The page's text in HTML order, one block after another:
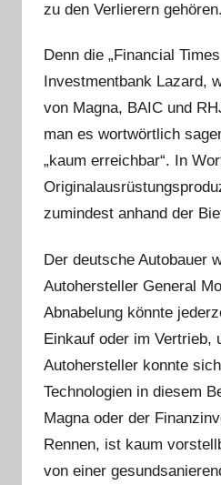
zu den Verlierern gehören.
Denn die „Financial
Investmentbank Lazard,
von Magna, BAIC und
man es wortwörtlich
„kaum erreichbar“. In
zumindest anhand der
Der deutsche Autobauer
Autohersteller General
Abnabelung könnte
Einkauf oder im Vertrieb,
Autohersteller konnte
Technologien in diesem
Magna oder der
Rennen, ist kaum
von einer